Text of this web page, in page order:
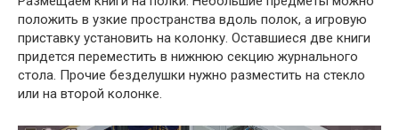
положить в узкие пространства вдоль полок, а игровую
приставку установить на колонку. Оставшиеся две книги
придется переместить в нижнюю секцию журнального
стола. Прочие безделушки нужно разместить на стекло
или на второй колонке.